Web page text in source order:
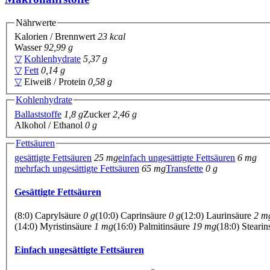
Nährwerte
Kalorien / Brennwert23 kcal
Wasser92,99 g
▽ Kohlenhydrate 5,37 g
▽ Fett 0,14 g
▽ Eiweiß / Protein 0,58 g
Kohlenhydrate
Ballaststoffe 1,8 gZucker2,46 g
Alkohol / Ethanol 0 g
Fettsäuren
gesättigte Fettsäuren 25 mgeinfach ungesättigte Fettsäuren 6 mg
mehrfach ungesättigte Fettsäuren 65 mgTransfette 0 g
Gesättigte Fettsäuren
(8:0) Caprylsäure 0 g(10:0) Caprinsäure 0 g(12:0) Laurinsäure 2
(14:0) Myristinsäure 1 mg(16:0) Palmitinsäure 19 mg(18:0)
Einfach ungesättigte Fettsäuren